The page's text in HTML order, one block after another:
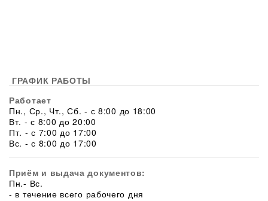
ГРАФИК РАБОТЫ
Работает
Пн., Ср., Чт., Сб. - с 8:00 до 18:00
Вт. - с 8:00 до 20:00
Пт. - с 7:00 до 17:00
Вс. - с 8:00 до 17:00
Приём и выдача документов:
Пн.- Вс.
- в течение всего рабочего дня